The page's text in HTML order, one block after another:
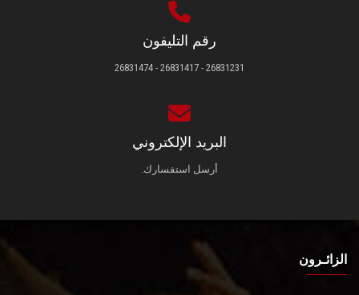
رقم التليفون
26831231 - 26831417 - 26831474
البريد الإلكتروني
أرسل استفسارك.
الزائـرون